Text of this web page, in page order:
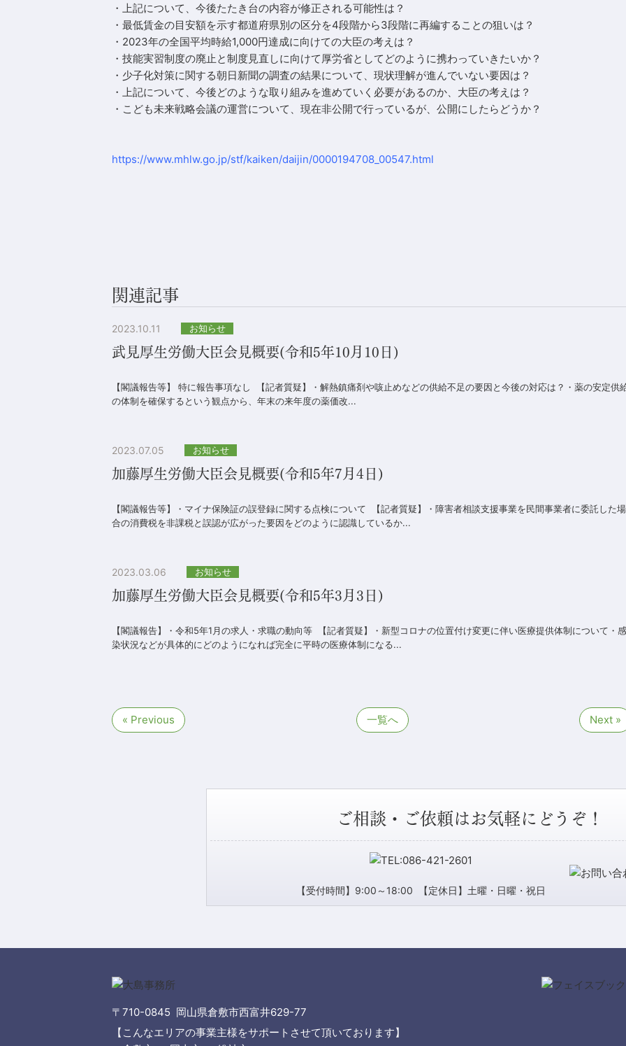
・上記について、今後たたき台の内容が修正される可能性は？
・最低賃金の目安額を示す都道府県別の区分を4段階から3段階に再編することの狙いは？
・2023年の全国平均時給1,000円達成に向けての大臣の考えは？
・技能実習制度の廃止と制度見直しに向けて厚労省としてどのように携わっていきたいか？
・少子化対策に関する朝日新聞の調査の結果について、現状理解が進んでいない要因は？
・上記について、今後どのような取り組みを進めていく必要があるのか、大臣の考えは？
・こども未来戦略会議の運営について、現在非公開で行っているが、公開にしたらどうか？
https://www.mhlw.go.jp/stf/kaiken/daijin/0000194708_00547.html
関連記事
2023.10.11 お知らせ
武見厚生労働大臣会見概要(令和5年10月10日)
【閣議報告等】 特に報告事項なし 【記者質疑】・解熱鎮痛剤や咳止めなどの供給不足の要因と今後の対応は？・薬の安定供
の体制を確保するという観点から、年末の来年度の薬価改...
2023.07.05 お知らせ
加藤厚生労働大臣会見概要(令和5年7月4日)
【閣議報告等】・マイナ保険証の誤登録に関する点検について 【記者質疑】・障害者相談支援事業を民間事業者に委託した場
合の消費税を非課税と誤認が広がった要因をどのように認識しているか...
2023.03.06 お知らせ
加藤厚生労働大臣会見概要(令和5年3月3日)
【閣議報告】・令和5年1月の求人・求職の動向等 【記者質疑】・新型コロナの位置付け変更に伴い医療提供体制について・感
染状況などが具体的にどのようになれば完全に平時の医療体制になる...
« Previous 一覧へ Next »
ご相談・ご依頼はお気軽にどうぞ！
【受付時間】9:00～18:00 【定休日】土曜・日曜・祝日
〒710-0845 岡山県倉敷市西富井629-77
【こんなエリアの事業主様をサポートさせて頂いております】